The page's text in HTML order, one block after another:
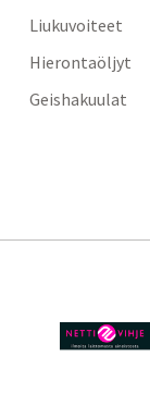
Liukuvoiteet
Hierontaöljyt
Geishakuulat